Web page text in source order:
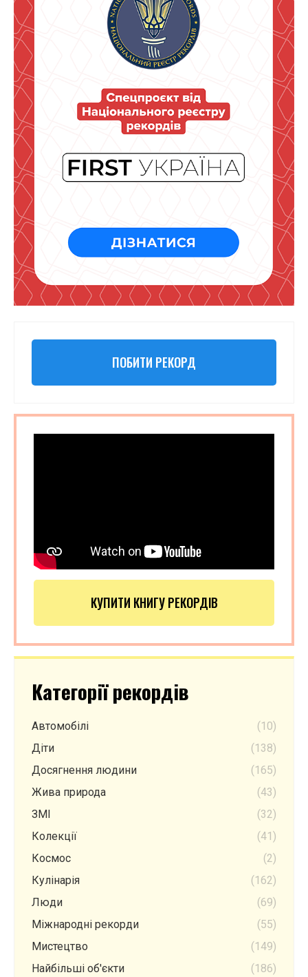
ПОБИТИ РЕКОРД
КУПИТИ КНИГУ РЕКОРДІВ
Категорії рекордів
Автомобілі
(10)
Діти
(138)
Досягнення людини
(165)
Жива природа
(43)
ЗМІ
(32)
Колекції
(41)
Космос
(2)
Кулінарія
(162)
Люди
(69)
Міжнародні рекорди
(55)
Мистецтво
(149)
Найбільші об'єкти
(186)